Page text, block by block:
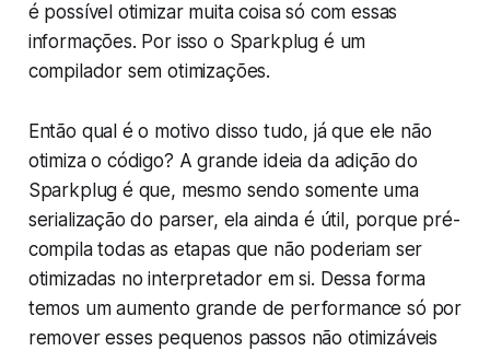
é possível otimizar muita coisa só com essas
informações. Por isso o Sparkplug é um
compilador sem otimizações.
Então qual é o motivo disso tudo, já que ele não
otimiza o código? A grande ideia da adição do
Sparkplug é que, mesmo sendo somente uma
serialização do parser, ela ainda é útil, porque pré-
compila todas as etapas que não poderiam ser
otimizadas no interpretador em si. Dessa forma
temos um aumento grande de performance só por
remover esses pequenos passos não otimizáveis